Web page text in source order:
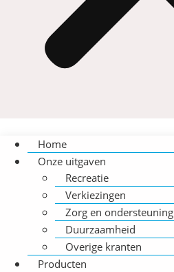
Home
Onze uitgaven
Recreatie
Verkiezingen
Zorg en ondersteuning
Duurzaamheid
Overige kranten
Producten